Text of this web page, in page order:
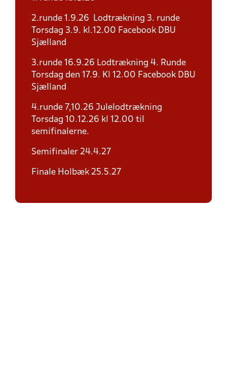
2.runde 1.9.26 Lodtrækning 3. runde
Torsdag 3.9. kl.12.00 Facebook DBU
Sjælland
3.runde 16.9.26 Lodtrækning 4. Runde
Torsdag den 17.9. Kl 12.00 Facebook DBU
Sjælland
4.runde 7,10.26 Julelodtrækning
Torsdag 10.12.26 kl 12.00 til
semifinalerne.
Semifinaler 24.4.27
Finale Holbæk 25.5.27